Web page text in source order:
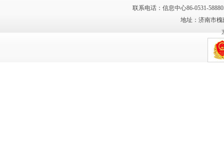
联系电话：信息中心86-0531-
地址：济南市